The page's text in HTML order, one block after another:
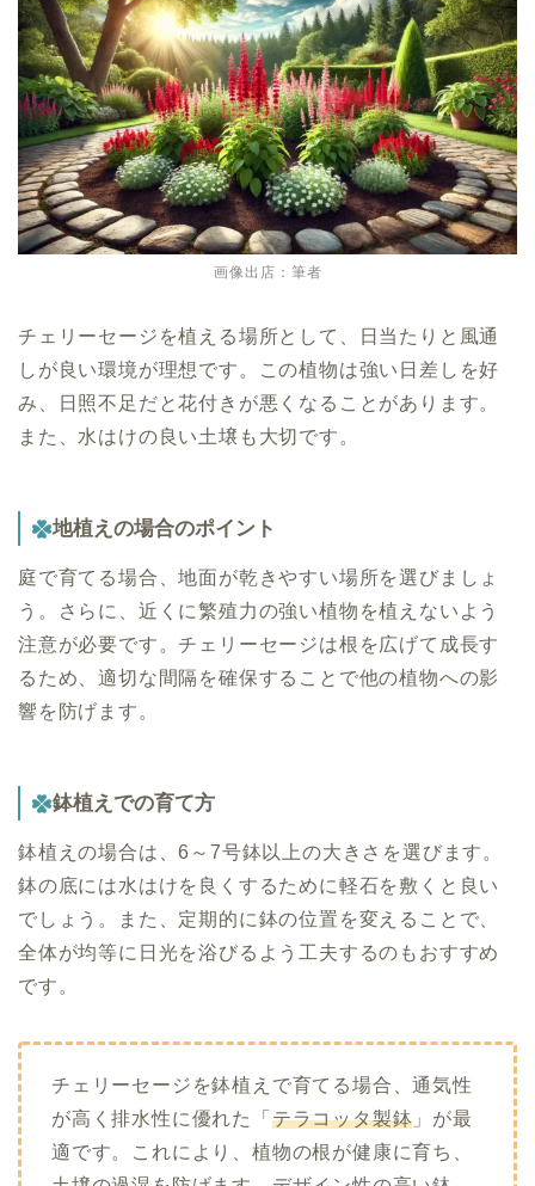
画像出店：筆者
チェリーセージを植える場所として、日当たりと風通
しが良い環境が理想です。この植物は強い日差しを好
み、日照不足だと花付きが悪くなることがあります。
また、水はけの良い土壌も大切です。
地植えの場合のポイント
庭で育てる場合、地面が乾きやすい場所を選びましょ
う。さらに、近くに繁殖力の強い植物を植えないよう
注意が必要です。チェリーセージは根を広げて成長す
るため、適切な間隔を確保することで他の植物への影
響を防げます。
鉢植えでの育て方
鉢植えの場合は、6～7号鉢以上の大きさを選びます。
鉢の底には水はけを良くするために軽石を敷くと良い
でしょう。また、定期的に鉢の位置を変えることで、
全体が均等に日光を浴びるよう工夫するのもおすすめ
です。
チェリーセージを鉢植えで育てる場合、通気性
が高く排水性に優れた「 テラコッタ製鉢 」が最
適です。これにより、植物の根が健康に育ち、